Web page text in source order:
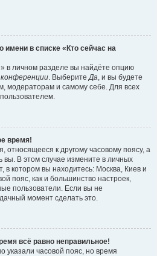
имени в списке «Кто сейчас на
в личном разделе вы найдёте опцию
. ВыберитеДа, и вы будете
модераторам и самому себе. Для всех
время!
относящееся к другому часовому поясу, а
вы. В этом случае измените в личных
в котором вы находитесь: Москва, Киев и
пояс, как и большинство настроек,
пользователи. Если вы не
момент сделать это.
всё равно неправильное!
указали часовой пояс, но время